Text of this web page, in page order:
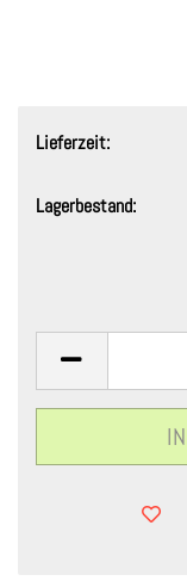
Lieferzeit:
Lagerbestand: